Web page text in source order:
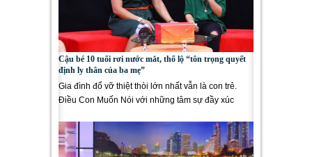
Cậu bé 10 tuổi rơi nước mắt, thổ lộ “tôn trọng quyết
định ly thân của ba mẹ”
Gia đình đổ vỡ thiệt thòi lớn nhất vẫn là con trẻ.
Điều Con Muốn Nói với những tâm sự đầy xúc